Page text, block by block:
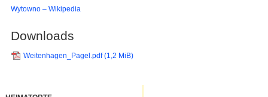
Wytowno – Wikipedia
Downloads
Weitenhagen_Pagel.pdf(1,2 MiB)